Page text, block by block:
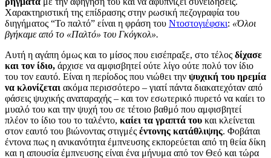
Χαρακτηριστική της επίδρασης στην ρωσική πεζογραφία του
διηγήματος “Το παλτό” είναι η φράση του Ντοστογιέφσκι: «Όλοι
βγήκαμε από το «Παλτό» του Γκόγκολ».
Αυτή η αγάπη όμως και το μίσος που εισέπραξε, στο τέλος δίχασε
και τον ίδιο, άρχισε να αμφισβητεί ούτε λίγο ούτε πολύ τον ίδιο
του τον εαυτό. Είναι η περίοδος που νιώθει την ψυχική του ηρεμία
να κλονίζεται ακόμα περισσότερο – γιατί πάντα διακατεχόταν από
φάσεις ψυχικής αναταραχής – και τον εσωτερικό πυρετό να καίει το
μυαλό του και την ψυχή του σε τέτοιο βαθμό που αμφισβητεί
πλέον το ίδιο του το ταλέντο, καίει τα γραπτά του και κλείνεται
στον εαυτό του βιώνοντας στιγμές έντονης κατάθλιψης. Φοβάται
έντονα πως η ανικανότητα έμπνευσης εκπορεύεται από τη θεία δίκη
και η απουσία έμπνευσης είναι ένα μήνυμα από τον Θεό και τώρα